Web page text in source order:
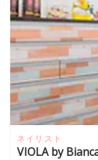
ネイリスト
VIOLA by